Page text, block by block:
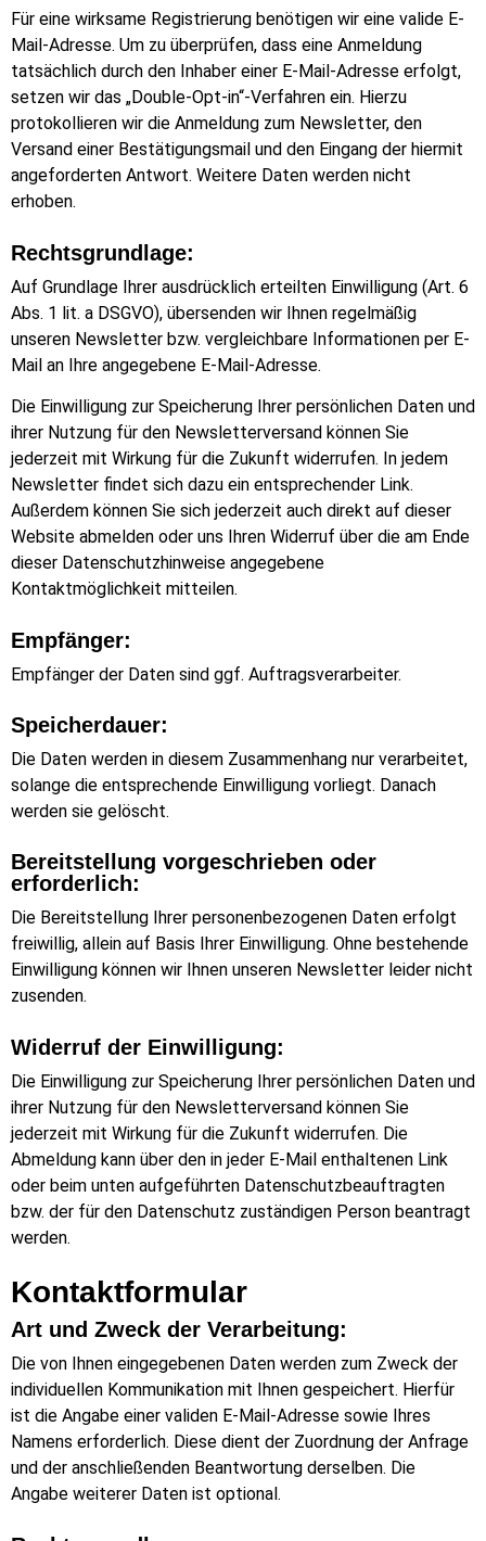
Für eine wirksame Registrierung benötigen wir eine valide E-
Mail-Adresse. Um zu überprüfen, dass eine Anmeldung
tatsächlich durch den Inhaber einer E-Mail-Adresse erfolgt,
setzen wir das „Double-Opt-in“-Verfahren ein. Hierzu
protokollieren wir die Anmeldung zum Newsletter, den
Versand einer Bestätigungsmail und den Eingang der hiermit
angeforderten Antwort. Weitere Daten werden nicht
erhoben.
Rechtsgrundlage:
Auf Grundlage Ihrer ausdrücklich erteilten Einwilligung (Art. 6
Abs. 1 lit. a DSGVO), übersenden wir Ihnen regelmäßig
unseren Newsletter bzw. vergleichbare Informationen per E-
Mail an Ihre angegebene E-Mail-Adresse.
Die Einwilligung zur Speicherung Ihrer persönlichen Daten und
ihrer Nutzung für den Newsletterversand können Sie
jederzeit mit Wirkung für die Zukunft widerrufen. In jedem
Newsletter findet sich dazu ein entsprechender Link.
Außerdem können Sie sich jederzeit auch direkt auf dieser
Website abmelden oder uns Ihren Widerruf über die am Ende
dieser Datenschutzhinweise angegebene
Kontaktmöglichkeit mitteilen.
Empfänger:
Empfänger der Daten sind ggf. Auftragsverarbeiter.
Speicherdauer:
Die Daten werden in diesem Zusammenhang nur verarbeitet,
solange die entsprechende Einwilligung vorliegt. Danach
werden sie gelöscht.
Bereitstellung vorgeschrieben oder
erforderlich:
Die Bereitstellung Ihrer personenbezogenen Daten erfolgt
freiwillig, allein auf Basis Ihrer Einwilligung. Ohne bestehende
Einwilligung können wir Ihnen unseren Newsletter leider nicht
zusenden.
Widerruf der Einwilligung:
Die Einwilligung zur Speicherung Ihrer persönlichen Daten und
ihrer Nutzung für den Newsletterversand können Sie
jederzeit mit Wirkung für die Zukunft widerrufen. Die
Abmeldung kann über den in jeder E-Mail enthaltenen Link
oder beim unten aufgeführten Datenschutzbeauftragten
bzw. der für den Datenschutz zuständigen Person beantragt
werden.
Kontaktformular
Art und Zweck der Verarbeitung:
Die von Ihnen eingegebenen Daten werden zum Zweck der
individuellen Kommunikation mit Ihnen gespeichert. Hierfür
ist die Angabe einer validen E-Mail-Adresse sowie Ihres
Namens erforderlich. Diese dient der Zuordnung der Anfrage
und der anschließenden Beantwortung derselben. Die
Angabe weiterer Daten ist optional.